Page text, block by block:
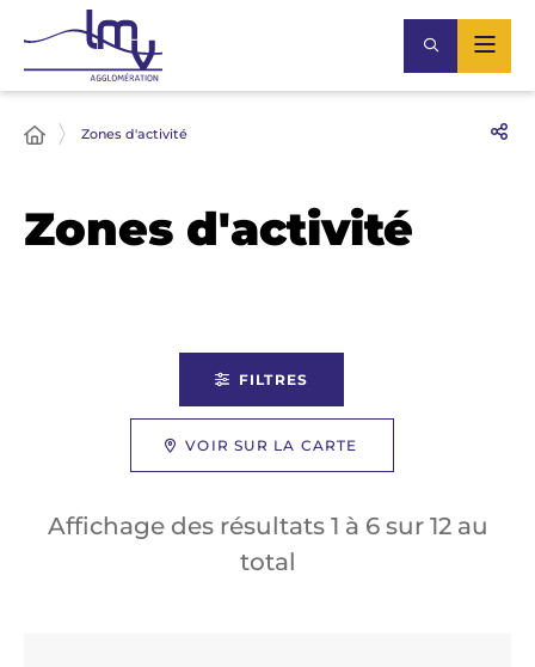
Zones d'activité
Zones d'activité
FILTRES
VOIR SUR LA CARTE
Affichage des résultats 1 à 6sur 12au
total